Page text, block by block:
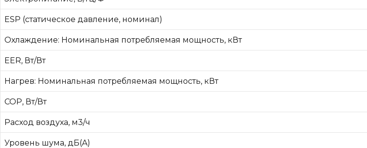
ESP (статическое давление, номинал)
Охлаждение: Номинальная потребляемая мощность, кВт
EER, Вт/Вт
Нагрев: Номинальная потребляемая мощность, кВт
COP, Вт/Вт
Расход воздуха, м3/ч
Уровень шума, дБ(A)